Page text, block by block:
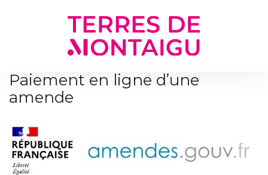
Paiement en ligne d’une
amende